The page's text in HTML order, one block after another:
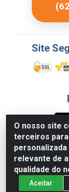
O nosso site
terceiros
relevante de
qualidade do
Aceitar
Site